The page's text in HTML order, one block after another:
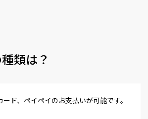
類は？
ド、ペイペイのお支払いが可能です。